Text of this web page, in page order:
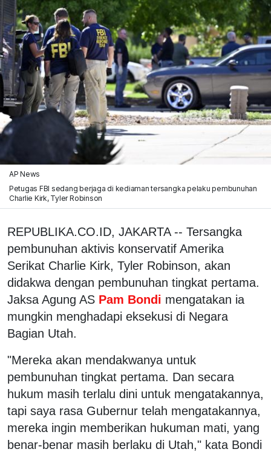
AP News
Petugas FBI sedang berjaga di kediaman tersangka pelaku pembunuhan
Charlie Kirk, Tyler Robinson
REPUBLIKA.CO.ID, JAKARTA -- Tersangka
pembunuhan aktivis konservatif Amerika
Serikat Charlie Kirk, Tyler Robinson, akan
didakwa dengan pembunuhan tingkat pertama.
Jaksa Agung AS Pam Bondi mengatakan ia
mungkin menghadapi eksekusi di Negara
Bagian Utah.
"Mereka akan mendakwanya untuk
pembunuhan tingkat pertama. Dan secara
hukum masih terlalu dini untuk mengatakannya,
tapi saya rasa Gubernur telah mengatakannya,
mereka ingin memberikan hukuman mati, yang
benar-benar masih berlaku di Utah," kata Bondi